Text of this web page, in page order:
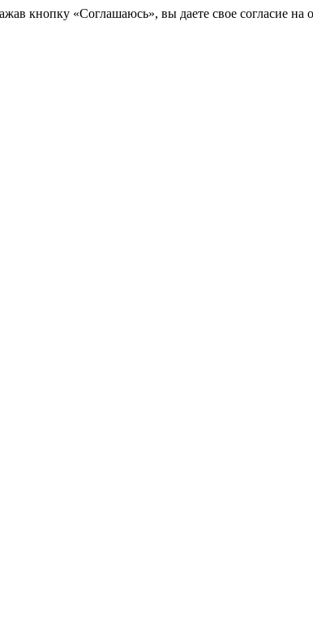
кнопку «Соглашаюсь», вы даете свое согласие на